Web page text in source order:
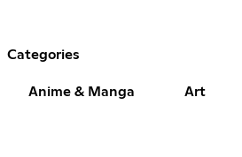
Categories
Anime & Manga Art